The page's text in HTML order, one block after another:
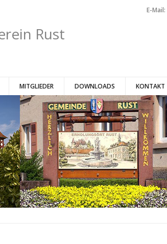
Rust
E-Mail:
MITGLIEDER DOWNLOADS KONTAKT